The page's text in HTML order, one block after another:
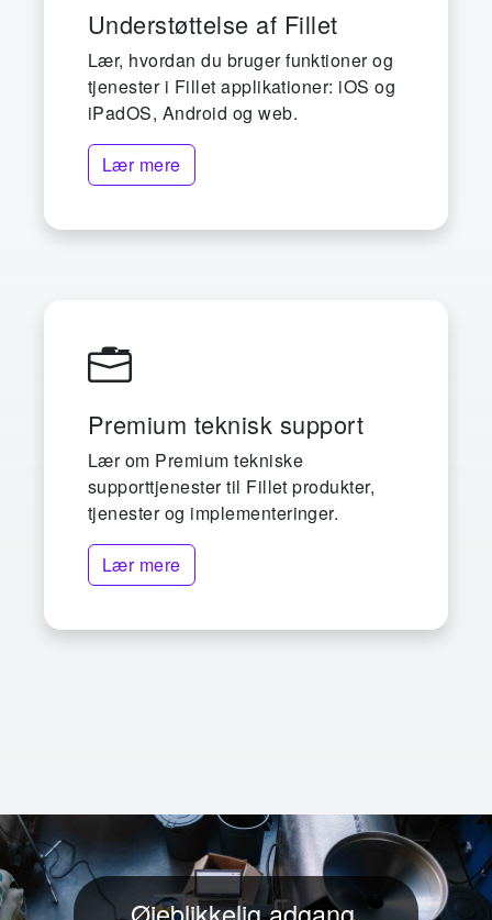
Understøttelse af Fillet
Lær, hvordan du bruger funktioner og
tjenester i Fillet applikationer: iOS og
iPadOS, Android og web.
Lær mere
Premium teknisk support
Lær om Premium tekniske
supporttjenester til Fillet produkter,
tjenester og implementeringer.
Lær mere